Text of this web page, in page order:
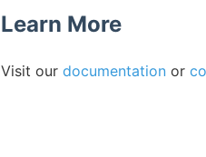
Learn More
Visit our documentation or